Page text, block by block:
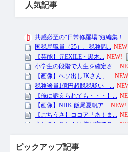
人気記事
ピックアップ記事